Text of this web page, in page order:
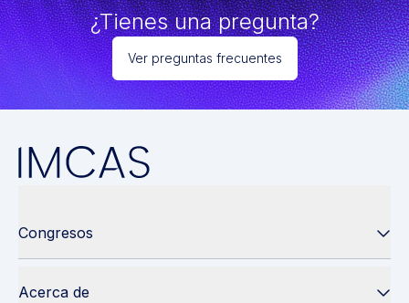
¿Tienes una pregunta?
Ver preguntas frecuentes
Congresos
Acerca de